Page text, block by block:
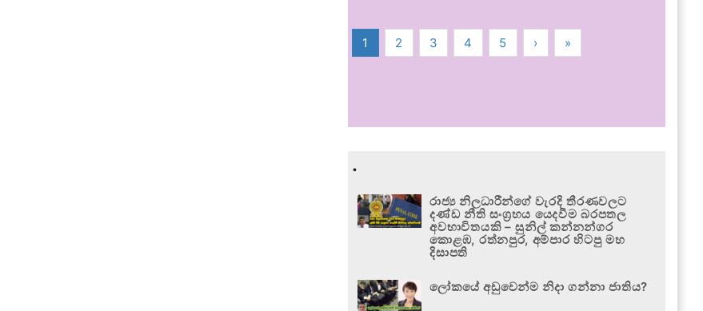
1 2 3 4 5 › »
.
රාජ්‍ය නිලධාරීන්ගේ වැරදි තීරණවලට
දණ්ඩ නීති සංග්‍රහය යෙදවීම බරපතල
අවභාවිතයකි – සුනිල් කන්නන්ගර
කොළඹ, රත්නපුර, අම්පාර හිටපු මහ
දිසාපති
ලෝකයේ අඩුවෙන්ම නිදා ගන්නා ජාතිය?